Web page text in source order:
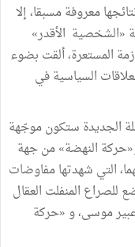
معروفة مسبقا، إلا
«الشخصية الأقدر»
المستعرة، ألقت بضوء
السياسية في
الجديدة ستكون موجّهة
النهضة» من جهة
التي شهدتها مفاوضات
للصراع المنفلت العقال
موسى، و «حركة